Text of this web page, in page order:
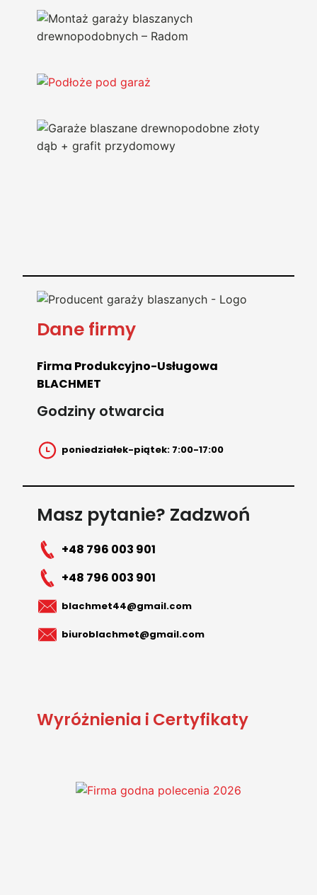
Dane firmy
Firma Produkcyjno-Usługowa
BLACHMET
Godziny otwarcia
poniedziałek-piątek: 7:00-17:00
Masz pytanie? Zadzwoń
+48 796 003 901
+48 796 003 901
blachmet44@gmail.com
biuroblachmet@gmail.com
Wyróżnienia i Certyfikaty